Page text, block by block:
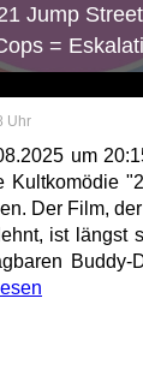
Jump
=
Uhr
um
Kultkomödie
Der Film,
ist längst